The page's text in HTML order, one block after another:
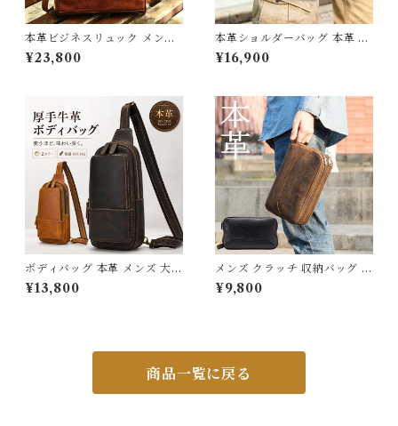
本革ビジネスリュック メンズ
本革使用 撥水加工 ビジネスリ
ュックサック 15.6インチ ワイ
¥23,800
本革ショルダーバッグ 本革 大
容量 メンズ 牛革 オイルレザー
アウトドア 旅行 レジャー 本革
e
¥16,900
ボディバッグ 本革 メンズ 大容
量 iPad対応 斜めがけ ワンシ
ョルダーバッグ 厚手牛革 オイ
レゼント 父の日 送料無料 3Q
¥13,800
メンズ クラッチ 収納バッグ 本
革 クレイジーホース 牛革 ハン
ドバッグ 財布 クラッチ 2210
¥9,800
商品一覧に戻る